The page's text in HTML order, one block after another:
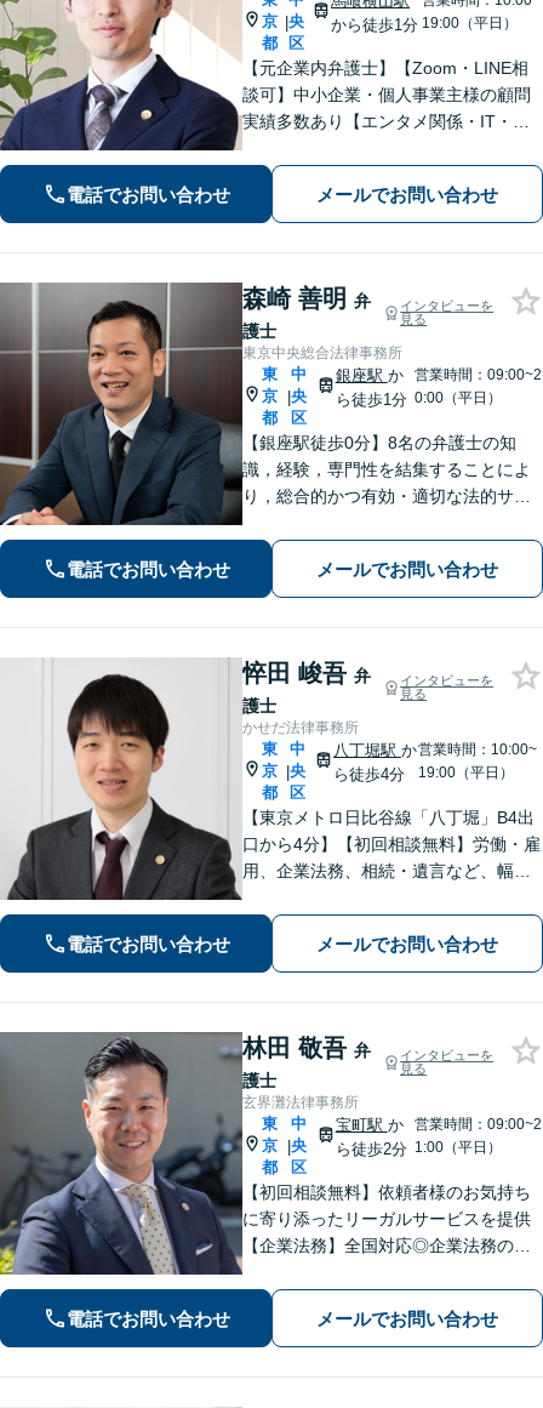
京
都
|央
区
から徒歩1分 19:00（平日）
【元企業内弁護士】【Zoom・LINE相
談可】中小企業・個人事業主様の顧問
実績多数あり【エンタメ関係・IT・知
著作権侵害などは早期相談を！信頼関
係を大切に、迅速かつ誠実に対応【初
回相談30分無料│柔軟な費用体系】
電話でお問い合わせ メールでお問い合わせ
森崎 善明 弁
護士
インタビューを
見る
東京中央総合法律事務所
東
京
都
|
中
央
区
銀座駅 か
ら徒歩1分
営業時間：09:00~2
0:00（平日）
【銀座駅徒歩0分】8名の弁護士の知
識，経験，専門性を結集することによ
り，総合的かつ有効・適切な法的サー
可能】依頼者一人一人に対して、丁寧
な対応をさせて頂いております。【分
割／後払い対応】
電話でお問い合わせ メールでお問い合わせ
悴田 峻吾 弁
護士
インタビューを
見る
かせだ法律事務所
東
京
都
|
中
央
区
八丁堀駅 か
ら徒歩4分
営業時間：10:00~
19:00（平日）
【東京メトロ日比谷線「八丁堀」B4出
口から4分】【初回相談無料】労働・雇
用、企業法務、相続・遺言など、幅広
いる方の力になりたいと思い、弁護士
になりました。お気軽にご相談くださ
い。【電話相談可】【休日面談可】
電話でお問い合わせ メールでお問い合わせ
林田 敬吾 弁
護士
インタビューを
見る
玄界灘法律事務所
東
京
都
|
中
央
区
宝町駅 か
ら徒歩2分
営業時間：09:00~2
1:00（平日）
【初回相談無料】依頼者様のお気持ち
に寄り添ったリーガルサービスを提供
【企業法務】全国対応◎企業法務の経
う、法的側面よりサポートします【刑
事事件】検事経験あり。捜査機関側の
対応を熟知し、一手先を見越した対応
【宝町駅2分】
電話でお問い合わせ メールでお問い合わせ